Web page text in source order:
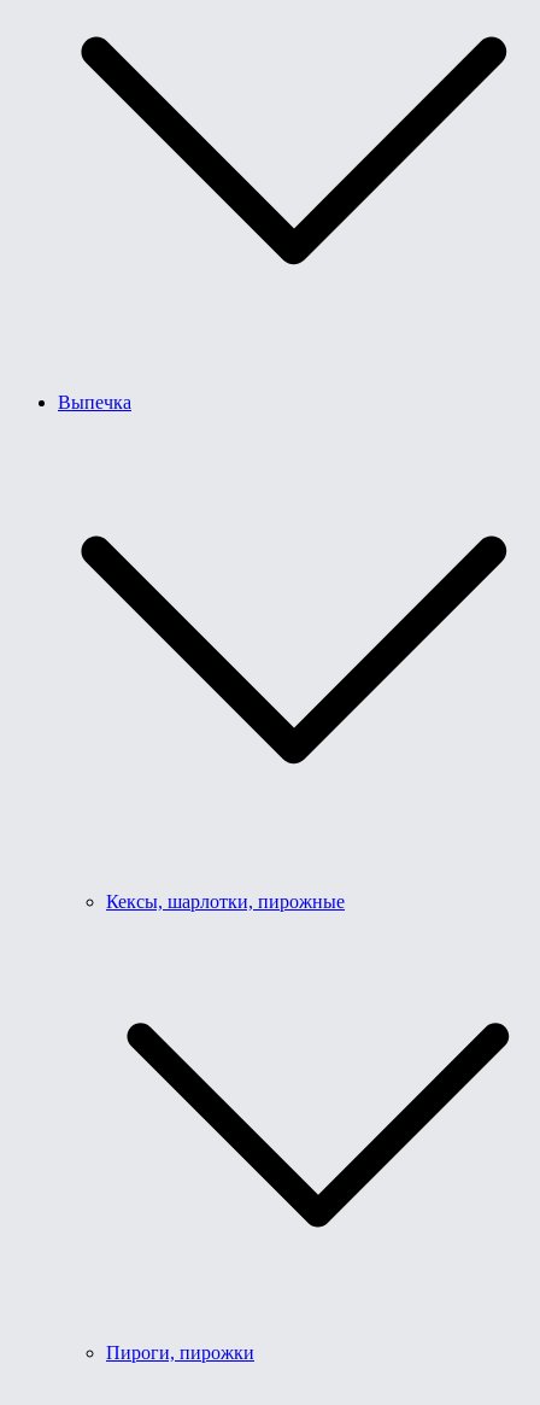
Выпечка
Кексы, шарлотки, пирожные
Пироги, пирожки